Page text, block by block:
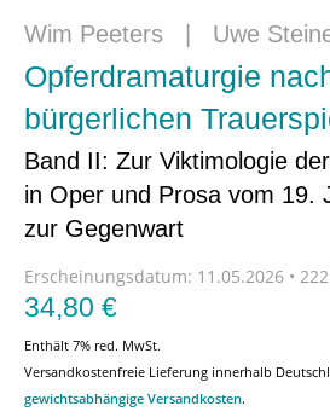
Wim Peeters Uwe
Opferdramaturgie
bürgerlichen
Band II: Zur Viktimologie
in Oper und Prosa vom 19.
zur Gegenwart
Erscheinungsdatum: 11.05.2026 •
34,80 €
Enthält 7% red. MwSt.
Versandkostenfreie Lieferung innerhalb
gewichtsabhängige Versandkosten.